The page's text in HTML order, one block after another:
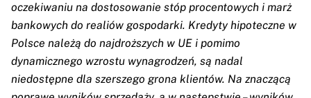
oczekiwaniu na dostosowanie stóp procentowych i marż
bankowych do realiów gospodarki. Kredyty hipoteczne w
Polsce należą do najdroższych w UE i pomimo
dynamicznego wzrostu wynagrodzeń, są nadal
niedostępne dla szerszego grona klientów. Na znaczącą